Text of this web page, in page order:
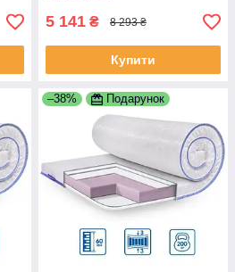
5 141 ₴ 8 293 ₴
Купити
–38% Подарунок